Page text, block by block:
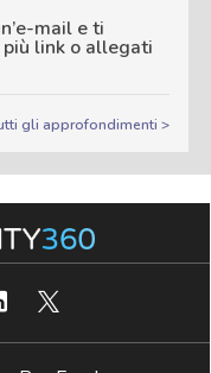
mail e ti
link o allegati
gli approfondimenti >